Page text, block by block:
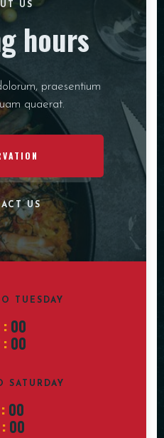
US
hours
praesentium
quaerat.
US
TUESDAY
: 00
: 00
SATURDAY
: 00
: 00